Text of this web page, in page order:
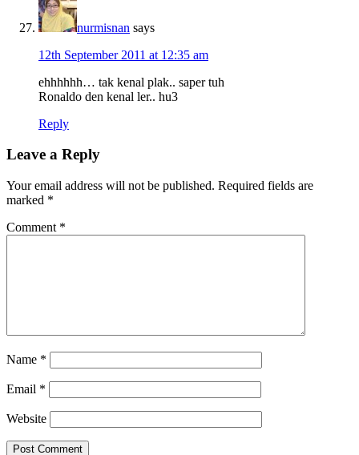
nurmisnan says
12th September 2011 at 12:35 am
ehhhhhh… tak kenal plak.. saper tuh
Ronaldo den kenal ler.. hu3
Reply
Leave a Reply
Your email address will not be published. Required fields are
marked *
Comment *
Name *
Email *
Website